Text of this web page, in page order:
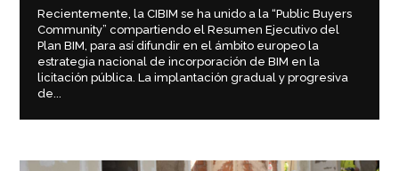
Recientemente, la CIBIM se ha unido a la “Public Buyers
Community” compartiendo el Resumen Ejecutivo del
Plan BIM, para así difundir en el ámbito europeo la
estrategia nacional de incorporación de BIM en la
licitación pública. La implantación gradual y progresiva
de...